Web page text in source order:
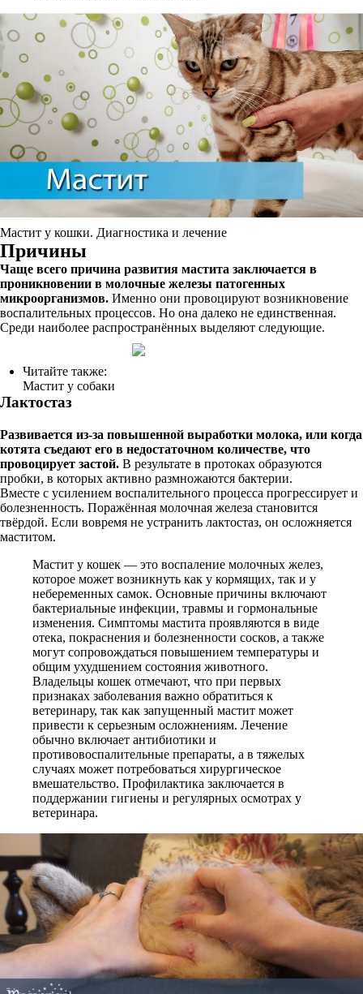
Мастит у кошки. Диагностика и лечение
Причины
Чаще всего причина развития мастита заключается в
проникновении в молочные железы патогенных
микроорганизмов. Именно они провоцируют возникновение
воспалительных процессов. Но она далеко не единственная.
Среди наиболее распространённых выделяют следующие.
Читайте также:
Мастит у собаки
Лактостаз
Развивается из-за повышенной выработки молока, или когда
котята съедают его в недостаточном количестве, что
провоцирует застой. В результате в протоках образуются
пробки, в которых активно размножаются бактерии.
Вместе с усилением воспалительного процесса прогрессирует и
болезненность. Поражённая молочная железа становится
твёрдой. Если вовремя не устранить лактостаз, он осложняется
маститом.
Мастит у кошек — это воспаление молочных желез,
которое может возникнуть как у кормящих, так и у
небеременных самок. Основные причины включают
бактериальные инфекции, травмы и гормональные
изменения. Симптомы мастита проявляются в виде
отека, покраснения и болезненности сосков, а также
могут сопровождаться повышением температуры и
общим ухудшением состояния животного.
Владельцы кошек отмечают, что при первых
признаках заболевания важно обратиться к
ветеринару, так как запущенный мастит может
привести к серьезным осложнениям. Лечение
обычно включает антибиотики и
противовоспалительные препараты, а в тяжелых
случаях может потребоваться хирургическое
вмешательство. Профилактика заключается в
поддержании гигиены и регулярных осмотрах у
ветеринара.